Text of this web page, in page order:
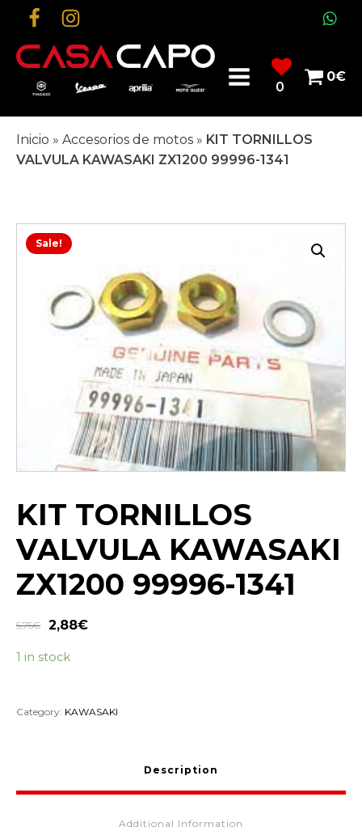
0
0€
Inicio » Accesorios de motos » KIT TORNILLOS
VALVULA KAWASAKI ZX1200 99996-1341
Sale!
KIT TORNILLOS
VALVULA KAWASAKI
ZX1200 99996-1341
5,75€ 2,88€
1 in stock
Category: KAWASAKI
Description
Additional Information